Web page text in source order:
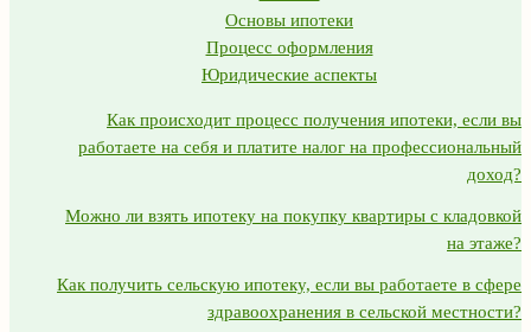
Основы ипотеки
Процесс оформления
Юридические аспекты
Как происходит процесс получения ипотеки, если вы
работаете на себя и платите налог на профессиональный
доход?
Можно ли взять ипотеку на покупку квартиры с кладовкой
на этаже?
Как получить сельскую ипотеку, если вы работаете в сфере
здравоохранения в сельской местности?